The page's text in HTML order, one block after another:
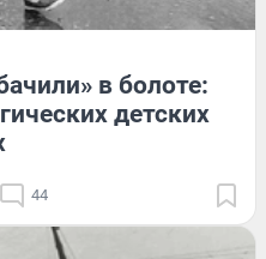
в болоте:
детских
44